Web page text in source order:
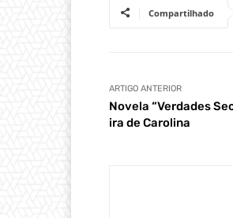
Compartilhado
ARTIGO ANTERIOR
Novela “Verdades
ira de Carolina